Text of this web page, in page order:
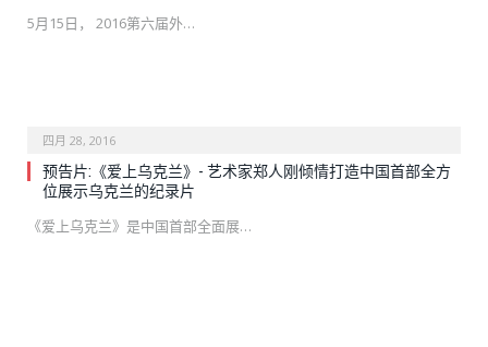
5月15日， 2016第六届外…
四月 28, 2016
预告片:《爱上乌克兰》- 艺术家郑人刚倾情打造中国首部全方
位展示乌克兰的纪录片
《爱上乌克兰》是中国首部全面展…